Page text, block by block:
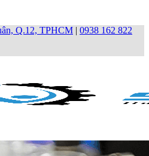
Q.12, TPHCM | 0938 162 822